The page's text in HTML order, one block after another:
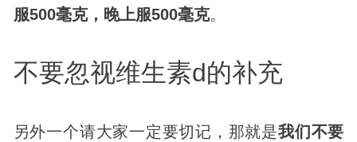
服500毫克，晚上服500毫克。
不要忽视维生素d的补充
另外一个请大家一定要切记，那就是我们不要